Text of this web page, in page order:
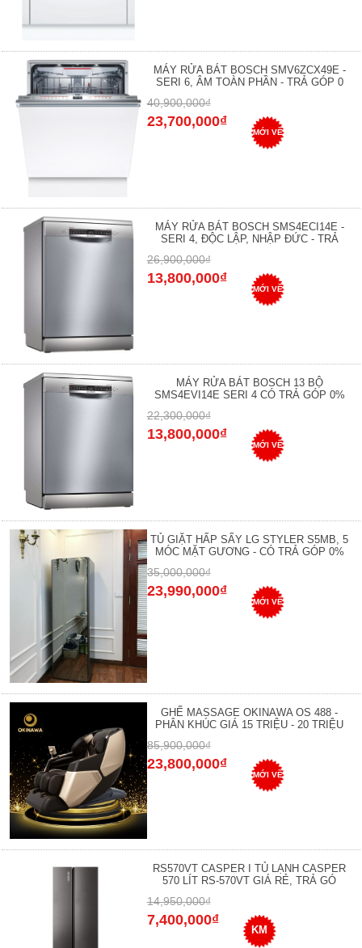
MÁY RỬA BÁT BOSCH SMV6ZCX49E -
SERI 6, ÂM TOÀN PHẦN - TRẢ GÓP 0
40,900,000₫
23,700,000₫
MỚI VỀ
MÁY RỬA BÁT BOSCH SMS4ECI14E -
SERI 4, ĐỘC LẬP, NHẬP ĐỨC - TRẢ
26,900,000₫
13,800,000₫
MỚI VỀ
MÁY RỬA BÁT BOSCH 13 BỘ
SMS4EVI14E SERI 4 CÓ TRẢ GÓP 0%
22,300,000₫
13,800,000₫
MỚI VỀ
TỦ GIẶT HẤP SẤY LG STYLER S5MB, 5
MÓC MẶT GƯƠNG - CÓ TRẢ GÓP 0%
35,000,000₫
23,990,000₫
MỚI VỀ
GHẾ MASSAGE OKINAWA OS 488 -
PHÂN KHÚC GIÁ 15 TRIỆU - 20 TRIỆU
85,900,000₫
23,800,000₫
MỚI VỀ
RS570VT CASPER I TỦ LẠNH CASPER
570 LÍT RS-570VT GIÁ RẺ, TRẢ GÓ
14,950,000₫
7,400,000₫
KM